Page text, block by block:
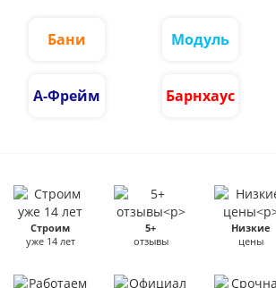
Бани Модуль
А-Фрейм Барнхаус
Строим
уже 14 лет
5+
отзывы
Низкие
цены